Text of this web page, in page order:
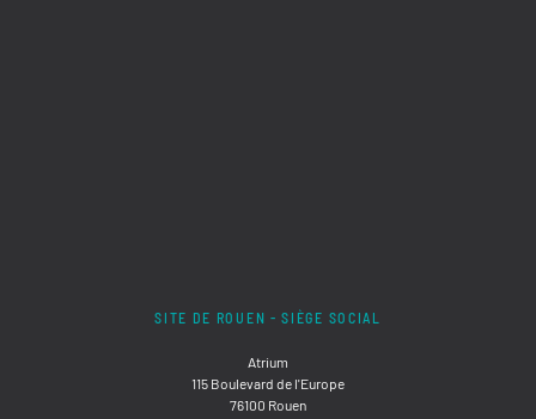
SITE DE ROUEN - SIÈGE SOCIAL
Atrium
115 Boulevard de l'Europe
76100 Rouen